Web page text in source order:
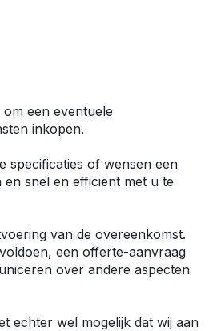
ProAce City
ProAce Max
ProAce Max-e
Volkswagen
Caddy
Caddy Maxi
Transporter T6
een eventuele
inkopen.
specificaties of wensen een
snel en efficiënt met u te
van de overeenkomst.
een offerte-aanvraag
over andere aspecten
echter wel mogelijk dat wij aan